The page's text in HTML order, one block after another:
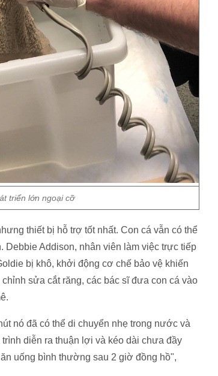
triển lớn ngoại cỡ
thiết bị hỗ trợ tốt nhất. Con cá vẫn có thể
Addison, nhân viên làm việc trực tiếp
bị khô, khởi động cơ chế bảo vệ khiến
sửa cắt răng, các bác sĩ đưa con cá vào
nó đã có thể di chuyển nhẹ trong nước và
diễn ra thuận lợi và kéo dài chưa đầy
uống bình thường sau 2 giờ đồng hồ",